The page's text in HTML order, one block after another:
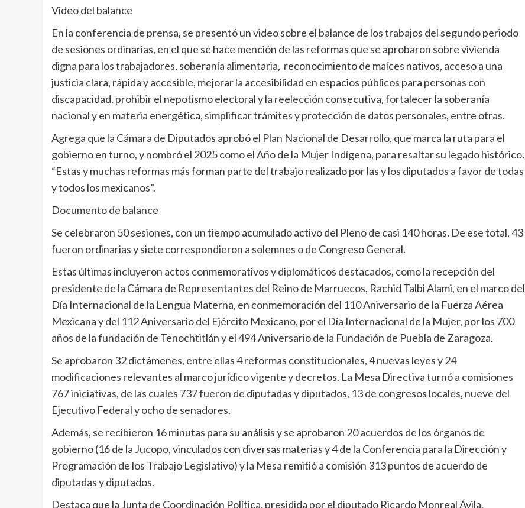
Video del balance
En la conferencia de prensa, se presentó un video sobre el balance de los trabajos del segundo periodo
de sesiones ordinarias, en el que se hace mención de las reformas que se aprobaron sobre vivienda
digna para los trabajadores, soberanía alimentaria, reconocimiento de maíces nativos, acceso a una
justicia clara, rápida y accesible, mejorar la accesibilidad en espacios públicos para personas con
discapacidad, prohibir el nepotismo electoral y la reelección consecutiva, fortalecer la soberanía
nacional y en materia energética, simplificar trámites y protección de datos personales, entre otras.
Agrega que la Cámara de Diputados aprobó el Plan Nacional de Desarrollo, que marca la ruta para el
gobierno en turno, y nombró el 2025 como el Año de la Mujer Indígena, para resaltar su legado histórico.
“Estas y muchas reformas más forman parte del trabajo realizado por las y los diputados a favor de todas
y todos los mexicanos”.
Documento de balance
Se celebraron 50 sesiones, con un tiempo acumulado activo del Pleno de casi 140 horas. De ese total, 43
fueron ordinarias y siete correspondieron a solemnes o de Congreso General.
Estas últimas incluyeron actos conmemorativos y diplomáticos destacados, como la recepción del
presidente de la Cámara de Representantes del Reino de Marruecos, Rachid Talbi Alami, en el marco del
Día Internacional de la Lengua Materna, en conmemoración del 110 Aniversario de la Fuerza Aérea
Mexicana y del 112 Aniversario del Ejército Mexicano, por el Día Internacional de la Mujer, por los 700
años de la fundación de Tenochtitlán y el 494 Aniversario de la Fundación de Puebla de Zaragoza.
Se aprobaron 32 dictámenes, entre ellas 4 reformas constitucionales, 4 nuevas leyes y 24
modificaciones relevantes al marco jurídico vigente y decretos. La Mesa Directiva turnó a comisiones
767 iniciativas, de las cuales 737 fueron de diputadas y diputados, 13 de congresos locales, nueve del
Ejecutivo Federal y ocho de senadores.
Además, se recibieron 16 minutas para su análisis y se aprobaron 20 acuerdos de los órganos de
gobierno (16 de la Jucopo, vinculados con diversas materias y 4 de la Conferencia para la Dirección y
Programación de los Trabajo Legislativo) y la Mesa remitió a comisión 313 puntos de acuerdo de
diputadas y diputados.
Destaca que la Junta de Coordinación Política, presidida por el diputado Ricardo Monreal Ávila,